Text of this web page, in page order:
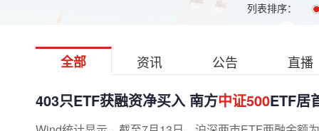
列表排序：
全部 资讯 公告 直播
403只ETF获融资净买入 南方中证500ETF居